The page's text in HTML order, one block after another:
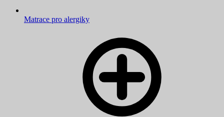
Matrace pro alergiky